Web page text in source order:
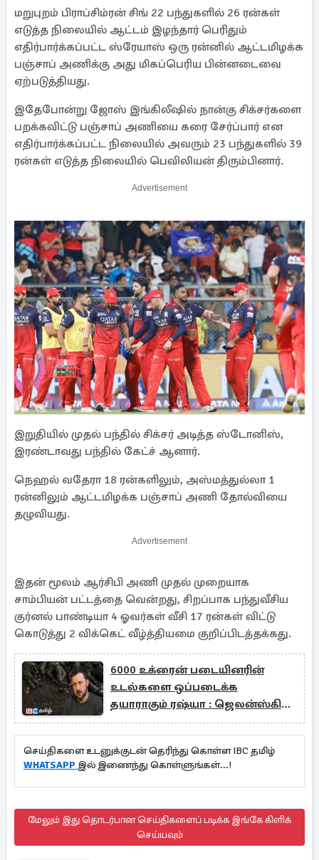
மறுபுறம் பிராப்சிம்ரன் சிங் 22 பந்துகளில் 26 ரன்கள்
எடுத்த நிலையில் ஆட்டம் இழந்தார் பெரிதும்
எதிர்பார்க்கப்பட்ட ஸ்ரேயாஸ் ஒரு ரன்னில் ஆட்டமிழக்க
பஞ்சாப் அணிக்கு அது மிகப்பெரிய பின்னடைவை
ஏற்படுத்தியது.
இதேபோன்று ஜோஸ் இங்கிலீஷில் நான்கு சிக்சர்களை
பறக்கவிட்டு பஞ்சாப் அணியை கரை சேர்ப்பார் என
எதிர்பார்க்கப்பட்ட நிலையில் அவரும் 23 பந்துகளில் 39
ரன்கள் எடுத்த நிலையில் பெவிலியன் திரும்பினார்.
Advertisement
இறுதியில் முதல் பந்தில் சிக்சர் அடித்த ஸ்டோனிஸ்,
இரண்டாவது பந்தில் கேட்ச் ஆனார்.
நெஹல் வதேரா 18 ரன்களிலும், அஸ்மத்துல்லா 1
ரன்னிலும் ஆட்டமிழக்க பஞ்சாப் அணி தோல்வியை
தழுவியது.
Advertisement
இதன் மூலம் ஆர்சிபி அணி முதல் முறையாக
சாம்பியன் பட்டத்தை வென்றது, சிறப்பாக பந்துவீசிய
குர்னல் பாண்டியா 4 ஓவர்கள் வீசி 17 ரன்கள் விட்டு
கொடுத்து 2 விக்கெட் வீழ்த்தியமை குறிப்பிடத்தக்கது.
6000 உக்ரைன் படையினரின்
உடல்களை ஒப்படைக்க
தயாராகும் ரஷ்யா : ஜெலன்ஸ்கி
விடுத்த அறிவிப்பு
செய்திகளை உடனுக்குடன் தெரிந்து கொள்ள IBC தமிழ்
WHATSAPP இல் இணைந்து கொள்ளுங்கள்...!
மேலும் இது தொடர்பான செய்திகளைப் படிக்க இங்கே கிளிக்
செய்யவும்